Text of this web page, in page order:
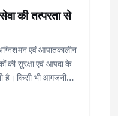
की तत्परता से
एवं आपातकालीन
की सुरक्षा एवं आपदा के
है। किसी भी आगजनी…